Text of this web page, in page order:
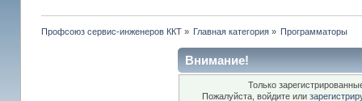
Профсоюз сервис-инженеров ККТ» Главная категория » Программаторы
Внимание!
Только
Пожалуйста, войдите или